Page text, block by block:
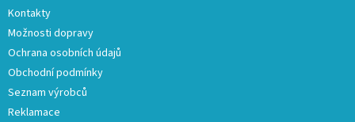
Kontakty
Možnosti dopravy
Ochrana osobních údajů
Obchodní podmínky
Seznam výrobců
Reklamace